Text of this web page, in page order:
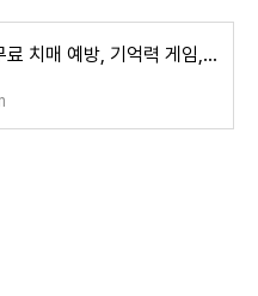
뇌깜빡할사이 (무료 치매 예방, 기억력 게임, 뇌훈련) - Google Play 앱